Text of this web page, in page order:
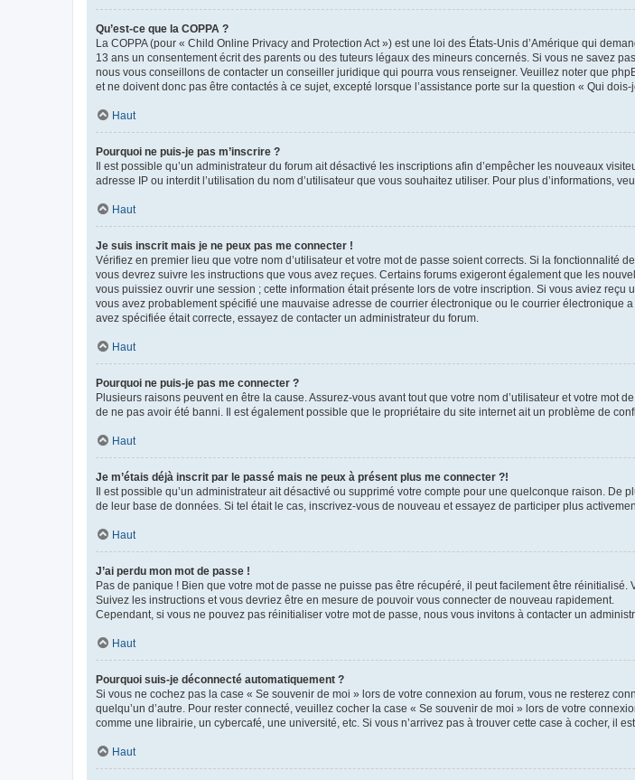
Qu’est-ce que la COPPA ?
La COPPA (pour « Child Online Privacy and Protection Act ») est une loi des États-Unis d’Amérique qui
13 ans un consentement écrit des parents ou des tuteurs légaux des mineurs concernés. Si vous ne savez
nous vous conseillons de contacter un conseiller juridique qui pourra vous renseigner. Veuillez noter que
et ne doivent donc pas être contactés à ce sujet, excepté lorsque l’assistance porte sur la question « Qui
Haut
Pourquoi ne puis-je pas m’inscrire ?
Il est possible qu’un administrateur du forum ait désactivé les inscriptions afin d’empêcher les nouveaux
adresse IP ou interdit l’utilisation du nom d’utilisateur que vous souhaitez utiliser. Pour plus d’informations,
Haut
Je suis inscrit mais je ne peux pas me connecter !
Vérifiez en premier lieu que votre nom d’utilisateur et votre mot de passe soient corrects. Si la fonctionnalité
vous devrez suivre les instructions que vous avez reçues. Certains forums exigeront également que les
vous puissiez ouvrir une session ; cette information était présente lors de votre inscription. Si vous aviez
vous avez probablement spécifié une mauvaise adresse de courrier électronique ou le courrier électronique
avez spécifiée était correcte, essayez de contacter un administrateur du forum.
Haut
Pourquoi ne puis-je pas me connecter ?
Plusieurs raisons peuvent en être la cause. Assurez-vous avant tout que votre nom d’utilisateur et votre mot
de ne pas avoir été banni. Il est également possible que le propriétaire du site internet ait un problème de
Haut
Je m’étais déjà inscrit par le passé mais ne peux à présent plus me connecter ?!
Il est possible qu’un administrateur ait désactivé ou supprimé votre compte pour une quelconque raison.
de leur base de données. Si tel était le cas, inscrivez-vous de nouveau et essayez de participer plus
Haut
J’ai perdu mon mot de passe !
Pas de panique ! Bien que votre mot de passe ne puisse pas être récupéré, il peut facilement être
Suivez les instructions et vous devriez être en mesure de pouvoir vous connecter de nouveau rapidement.
Cependant, si vous ne pouvez pas réinitialiser votre mot de passe, nous vous invitons à contacter un
Haut
Pourquoi suis-je déconnecté automatiquement ?
Si vous ne cochez pas la case « Se souvenir de moi » lors de votre connexion au forum, vous ne resterez
quelqu’un d’autre. Pour rester connecté, veuillez cocher la case « Se souvenir de moi » lors de votre
comme une librairie, un cybercafé, une université, etc. Si vous n’arrivez pas à trouver cette case à cocher, il
Haut